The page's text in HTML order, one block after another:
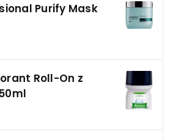
Purify Mask
Roll-On z